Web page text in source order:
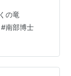
るのに 気
上を見ろ！
の ピストル
ツと する
ターだ。そ
の竜
#南部博士